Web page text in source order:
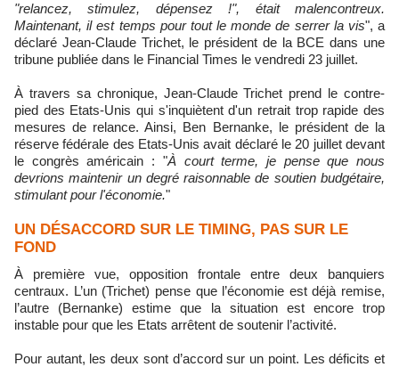
"relancez, stimulez, dépensez !", était malencontreux.
Maintenant, il est temps pour tout le monde de serrer la vis", a
déclaré Jean-Claude Trichet, le président de la BCE dans une
tribune publiée dans le Financial Times le vendredi 23 juillet.
À travers sa chronique, Jean-Claude Trichet prend le contre-
pied des Etats-Unis qui s'inquiètent d'un retrait trop rapide des
mesures de relance. Ainsi, Ben Bernanke, le président de la
réserve fédérale des Etats-Unis avait déclaré le 20 juillet devant
le congrès américain : "À court terme, je pense que nous
devrions maintenir un degré raisonnable de soutien budgétaire,
stimulant pour l'économie."
UN DÉSACCORD SUR LE TIMING, PAS SUR LE
FOND
À première vue, opposition frontale entre deux banquiers
centraux. L’un (Trichet) pense que l’économie est déjà remise,
l’autre (Bernanke) estime que la situation est encore trop
instable pour que les Etats arrêtent de soutenir l’activité.
Pour autant, les deux sont d’accord sur un point. Les déficits et